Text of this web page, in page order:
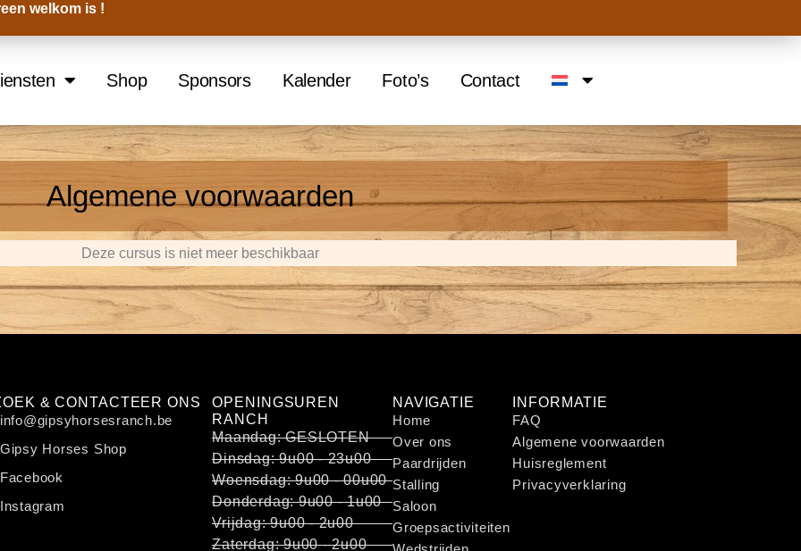
welkom is !
Shop Sponsors Kalender Foto’s Contact
Algemene voorwaarden
Deze cursus is niet meer beschikbaar
& CONTACTEER ONS
info@gipsyhorsesranch.be
Gipsy Horses Shop
Facebook
Instagram
OPENINGSUREN
RANCH
Maandag: GESLOTEN
Dinsdag: 9u00 - 23u00
Woensdag: 9u00 - 00u00
Donderdag: 9u00 - 1u00
Vrijdag: 9u00 - 2u00
Zaterdag: 9u00 - 2u00
NAVIGATIE
Home
Over ons
Paardrijden
Stalling
Saloon
Groepsactiviteiten
INFORMATIE
FAQ
Algemene voorwaarden
Huisreglement
Privacyverklaring